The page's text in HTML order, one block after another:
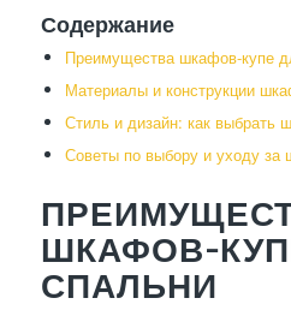
Содержание
Преимущества шкафов-купе
Материалы и конструкции
Стиль и дизайн: как выбрать
Советы по выбору и уходу за
ШКАФОВ-
СПАЛЬНИ